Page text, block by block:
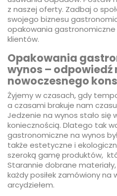
z naszej oferty. Zadbaj o
swojego biznesu
opakowania gastronomiczne
klientów.
Opakowania
wynos – odpowiedź
nowoczesnego
Żyjemy w czasach, gdy
a czasami brakuje nam
Jedzenie na wynos stało się
koniecznością. Dlatego tak
gastronomiczne na wynos
także estetyczne i
szeroką gamę produktów,
Starannie dobrane
każdy posiłek zamówiony na
arcydziełem.